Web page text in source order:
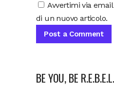
Avvertimi via
di un nuovo articolo.
BE YOU, BE R.E.B.E.L.